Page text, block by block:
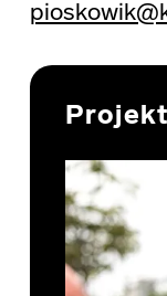
Skip back to main navigation